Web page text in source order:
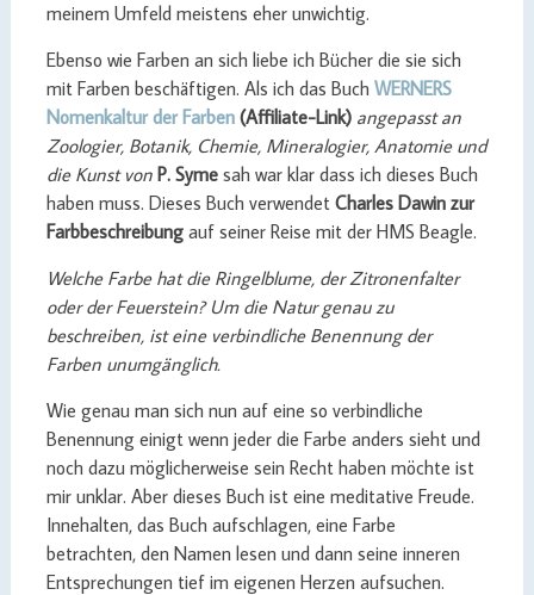
meinem Umfeld meistens eher unwichtig.
Ebenso wie Farben an sich liebe ich Bücher die sie sich
mit Farben beschäftigen. Als ich das Buch WERNERS
Nomenkaltur der Farben(Affiliate-Link) angepasst an
Zoologier, Botanik, Chemie, Mineralogier, Anatomie und
die Kunst von P. Symesah war klar dass ich dieses Buch
haben muss. Dieses Buch verwendet Charles Dawin zur
Farbbeschreibungauf seiner Reise mit der HMS Beagle.
Welche Farbe hat die Ringelblume, der Zitronenfalter
oder der Feuerstein? Um die Natur genau zu
beschreiben, ist eine verbindliche Benennung der
Farben unumgänglich.
Wie genau man sich nun auf eine so verbindliche
Benennung einigt wenn jeder die Farbe anders sieht und
noch dazu möglicherweise sein Recht haben möchte ist
mir unklar. Aber dieses Buch ist eine meditative Freude.
Innehalten, das Buch aufschlagen, eine Farbe
betrachten, den Namen lesen und dann seine inneren
Entsprechungen tief im eigenen Herzen aufsuchen.